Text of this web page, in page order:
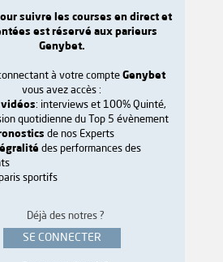
suivre les courses en direct et
est réservé aux parieurs
Genybet.
à votre compte Genybet
vous avez accès :
: interviews et 100% Quinté,
quotidienne du Top 5 évènement
de nos Experts
des performances des
sportifs
Déjà des notres ?
SE CONNECTER